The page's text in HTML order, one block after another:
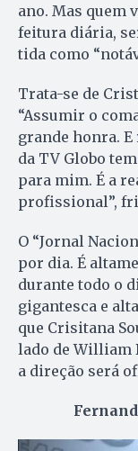
ano. Mas quem
feitura diária,
tida como
Trata-se de
“Assumir o
grande honra. E
da TV Globo
para mim. É a
profissional”,
O “Jornal
por dia. É
durante todo o
gigantesca e
que Crisitana
lado de William
a direção será